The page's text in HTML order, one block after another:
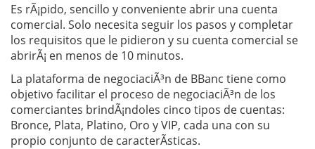
Es rÃ¡pido, sencillo y conveniente abrir una cuenta
comercial. Solo necesita seguir los pasos y completar
los requisitos que le pidieron y su cuenta comercial se
abrirÃ¡ en menos de 10 minutos.
La plataforma de negociaciÃ³n de BBanc tiene como
objetivo facilitar el proceso de negociaciÃ³n de los
comerciantes brindÃ¡ndoles cinco tipos de cuentas:
Bronce, Plata, Platino, Oro y VIP, cada una con su
propio conjunto de caracterÃ­sticas.